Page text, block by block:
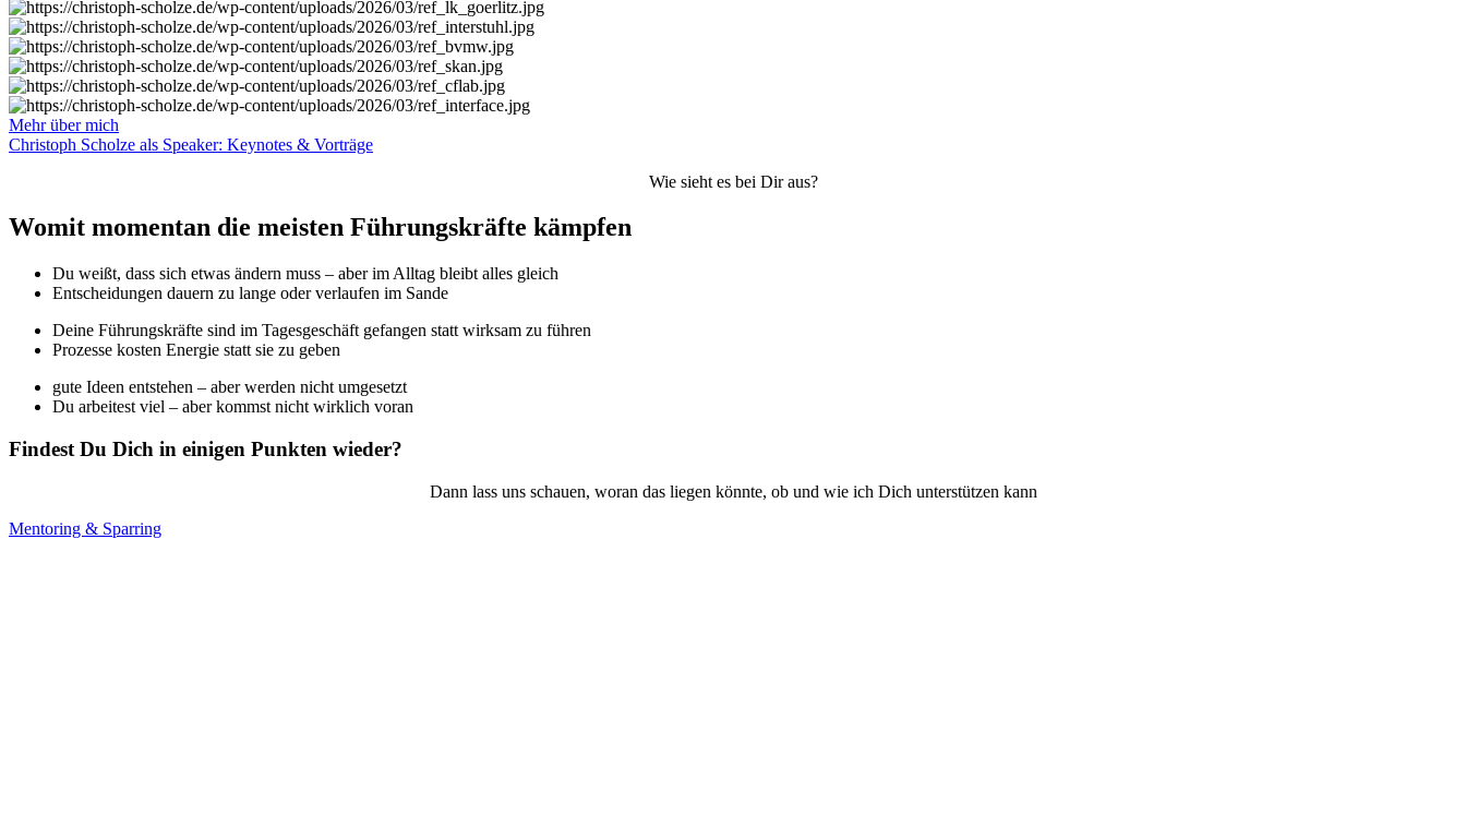
Mehr über mich
Christoph Scholze als Speaker: Keynotes & Vorträge
Wie sieht es bei Dir aus?
Womit momentan die meisten Führungskräfte kämpfen
Du weißt, dass sich etwas ändern muss – aber im Alltag bleibt alles gleich
Entscheidungen dauern zu lange oder verlaufen im Sande
Deine Führungskräfte sind im Tagesgeschäft gefangen statt wirksam zu führen
Prozesse kosten Energie statt sie zu geben
gute Ideen entstehen – aber werden nicht umgesetzt
Du arbeitest viel – aber kommst nicht wirklich voran
Findest Du Dich in einigen Punkten wieder?
Dann lass uns schauen, woran das liegen könnte, ob und wie ich Dich unterstützen kann
Mentoring & Sparring